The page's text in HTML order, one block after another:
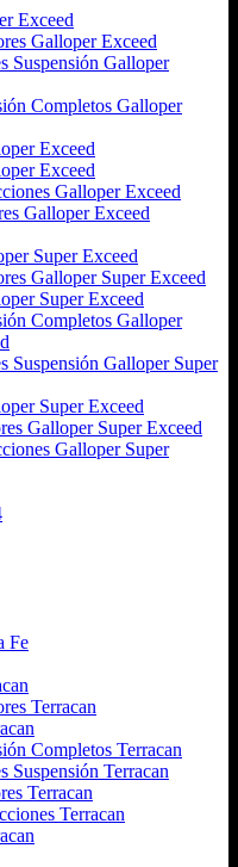
Exceed
Galloper Exceed
Suspensión Galloper
Completos Galloper
Exceed
Exceed
Galloper Exceed
Galloper Exceed
Super Exceed
Galloper Super Exceed
Super Exceed
Completos Galloper
Suspensión Galloper Super
Super Exceed
Galloper Super Exceed
Galloper Super
Fe
Terracan
Completos Terracan
Suspensión Terracan
Terracan
Terracan